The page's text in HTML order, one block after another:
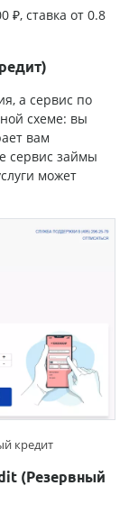
₽, ставка от 0.8
а сервис по
схеме: вы
вам
сервис займы
может
кредит
(Резервный